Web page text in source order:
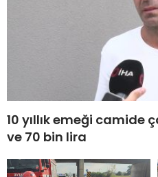
10 yıllık emeği camide
ve 70 bin lira